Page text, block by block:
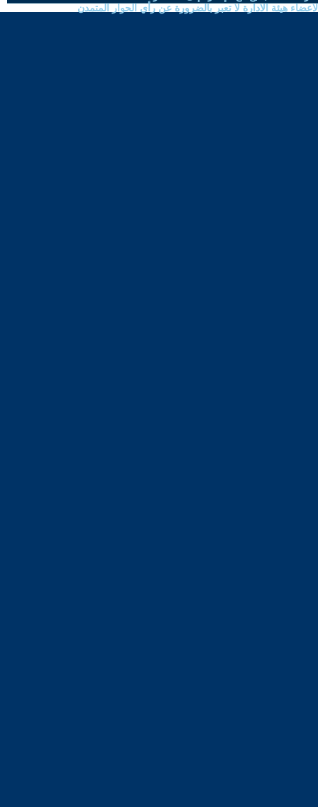
هيئة الادارة لا تعبر بالضرورة عن رأي الحوار المتمدن